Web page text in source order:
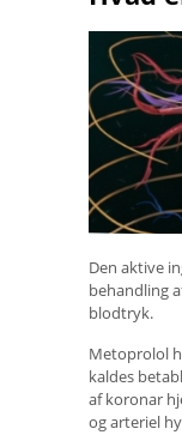
Den aktive
behandling
blodtryk.
Metoprolol
kaldes
af koronar
og arteriel